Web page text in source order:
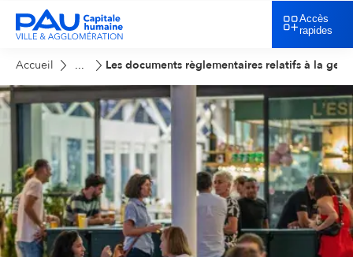
Accès
rapides
Accueil ... Les documents règlementaires relatifs à la